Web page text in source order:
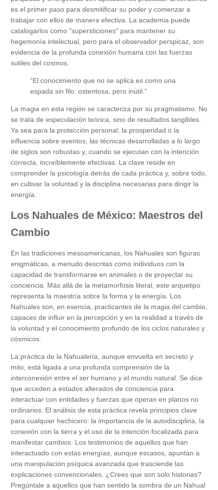
es el primer paso para desmitificar su poder y comenzar a
trabajar con ellos de manera efectiva. La academia puede
catalogarlos como "supersticiones" para mantener su
hegemonía intelectual, pero para el observador perspicaz, son
evidencia de la profunda conexión humana con las fuerzas
sutiles del cosmos.
“El conocimiento que no se aplica es como una
espada sin filo: ostentosa, pero inútil.”
La magia en esta región se caracteriza por su pragmatismo. No
se trata de especulación teórica, sino de resultados tangibles.
Ya sea para la protección personal, la prosperidad o la
influencia sobre eventos, las técnicas desarrolladas a lo largo
de siglos son robustas y, cuando se ejecutan con la intención
correcta, increíblemente efectivas. La clave reside en
comprender la psicología detrás de cada práctica y, sobre todo,
en cultivar la voluntad y la disciplina necesarias para dirigir la
energía.
Los Nahuales de México: Maestros del
Cambio
En las tradiciones mesoamericanas, los Nahuales son figuras
enigmáticas, a menudo descritas como individuos con la
capacidad de transformarse en animales o de proyectar su
conciencia. Más allá de la metamorfosis literal, este arquetipo
representa la maestría sobre la forma y la energía. Los
Nahuales son, en esencia, practicantes de la magia del cambio,
capaces de influir en la percepción y en la realidad a través de
la voluntad y el conocimiento profundo de los ciclos naturales y
cósmicos.
La práctica de la Nahualería, aunque envuelta en secreto y
mito, está ligada a una profunda comprensión de la
interconexión entre el ser humano y el mundo natural. Se dice
que acceden a estados alterados de conciencia para
interactuar con entidades y fuerzas que operan en planos no
ordinarios. El análisis de esta práctica revela principios clave
para cualquier hechicero: la importancia de la autodisciplina, la
conexión con la tierra y el uso de la intención focalizada para
manifestar cambios. Los testimonios de aquellos que han
interactuado con estas energías, aunque escasos, apuntan a
una manipulación psíquica avanzada que trasciende las
explicaciones convencionales. ¿Crees que son solo historias?
Pregúntale a aquellos que han sentido la sombra de un Nahual